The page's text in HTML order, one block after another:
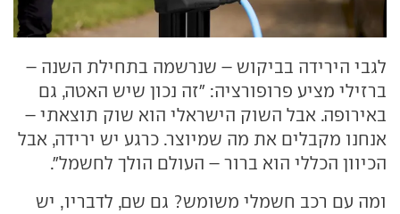
לגבי הירידה בביקוש – שנרשמה בתחילת השנה –
ברזילי מציע פרופורציה: "זה נכון שיש האטה, גם
באירופה. אבל השוק הישראלי הוא שוק תוצאתי –
אנחנו מקבלים את מה שמיוצר. כרגע יש ירידה, אבל
הכיוון הכללי הוא ברור – העולם הולך לחשמל".
ומה עם רכב חשמלי משומש? גם שם, לדבריו, יש